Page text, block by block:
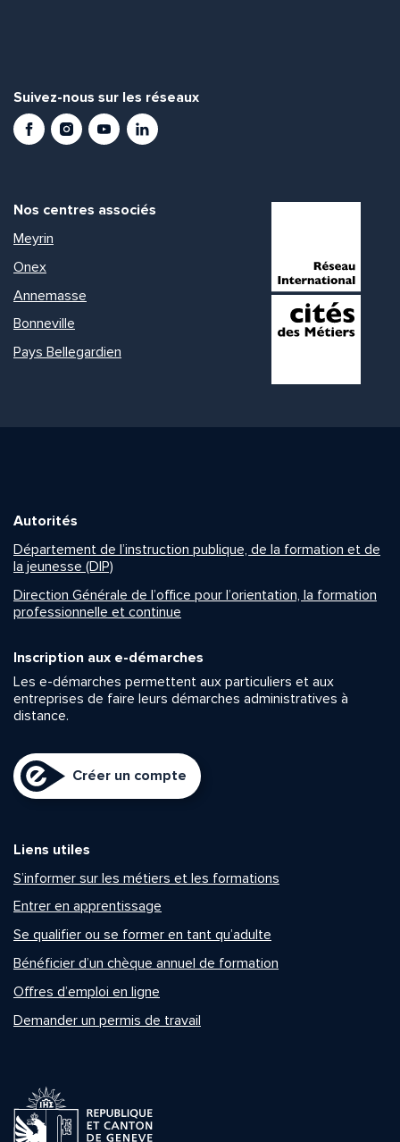
Suivez-nous sur les réseaux
FacebookInstagramYoutubeLinkedIn
Nos centres associés
Meyrin
Onex
Annemasse
Bonneville
Pays Bellegardien
Autorités
Département de l’instruction publique, de la formation et de
la jeunesse (DIP)
Direction Générale de l’office pour l’orientation, la formation
professionnelle et continue
Inscription aux e-démarches
Les e-démarches permettent aux particuliers et aux
entreprises de faire leurs démarches administratives à
distance.
Créer un compte
Liens utiles
S’informer sur les métiers et les formations
Entrer en apprentissage
Se qualifier ou se former en tant qu’adulte
Bénéficier d’un chèque annuel de formation
Offres d’emploi en ligne
Demander un permis de travail